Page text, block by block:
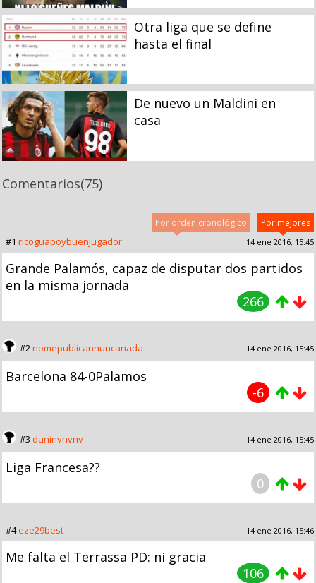
Otra liga que se define
hasta el final
De nuevo un Maldini en
casa
Comentarios(75)
Por mejores
Por orden cronológico
#1 ricoguapoybuenjugador 14 ene 2016, 15:45
Grande Palamós, capaz de disputar dos partidos
en la misma jornada
266
#2nomepublicannuncanada 14 ene 2016, 15:45
Barcelona 84-0Palamos
-6
#3 daninvnvnv 14 ene 2016, 15:45
Liga Francesa??
0
#4eze29best 14 ene 2016, 15:46
Me falta el Terrassa PD: ni gracia
106